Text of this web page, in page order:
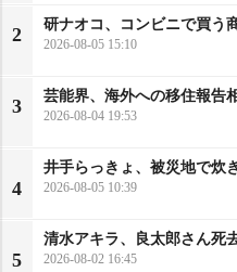
2
研ナオコ、コンビニで買う
2026-08-05 15:10
3
芸能界、海外への移住報告
2026-08-04 19:53
4
井手らっきょ、被災地で炊
2026-08-05 10:39
5
清水アキラ、良太郎さん死
2026-08-02 16:45